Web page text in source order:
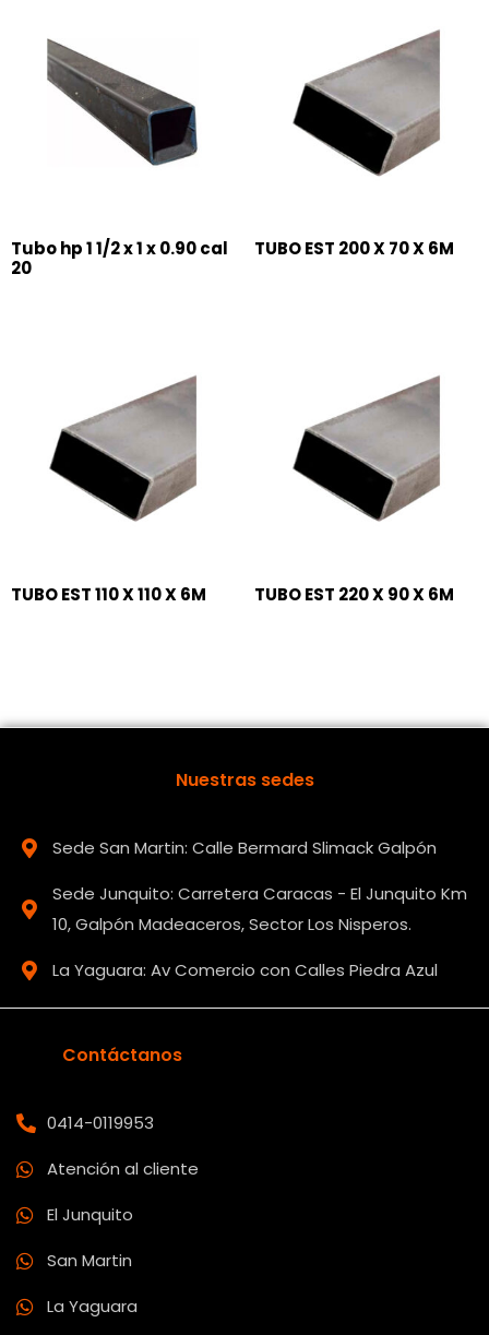
Tubo hp 1 1/2 x 1 x 0.90 cal
20
TUBO EST 200 X 70 X 6M
TUBO EST 110 X 110 X 6M TUBO EST 220 X 90 X 6M
Contáctanos
0414-0119953
Atención al cliente
El Junquito
San Martin
La Yaguara
Nuestras sedes
Sede San Martin: Calle Bermard Slimack Galpón
Sede Junquito: Carretera Caracas - El Junquito Km
10, Galpón Madeaceros, Sector Los Nisperos.
La Yaguara: Av Comercio con Calles Piedra Azul